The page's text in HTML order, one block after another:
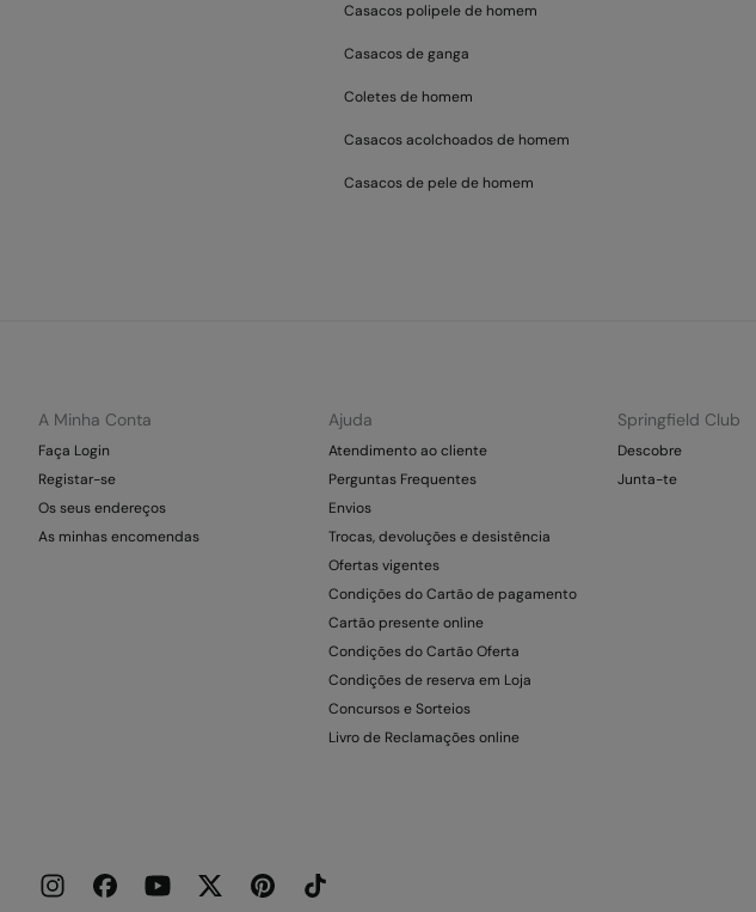
Casacos polipele de homem
Casacos de ganga
Coletes de homem
Casacos acolchoados de homem
Casacos de pele de homem
A Minha Conta
Faça Login
Registar-se
Os seus endereços
As minhas encomendas
Ajuda
Atendimento ao cliente
Perguntas Frequentes
Envios
Trocas, devoluções e desistência
Ofertas vigentes
Condições do Cartão de pagamento
Cartão presente online
Condições do Cartão Oferta
Condições de reserva em Loja
Concursos e Sorteios
Livro de Reclamações online
Springfield Club
Descobre
Junta-te